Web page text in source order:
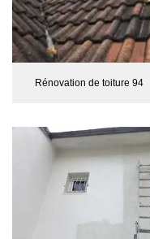
Rénovation de toiture 94